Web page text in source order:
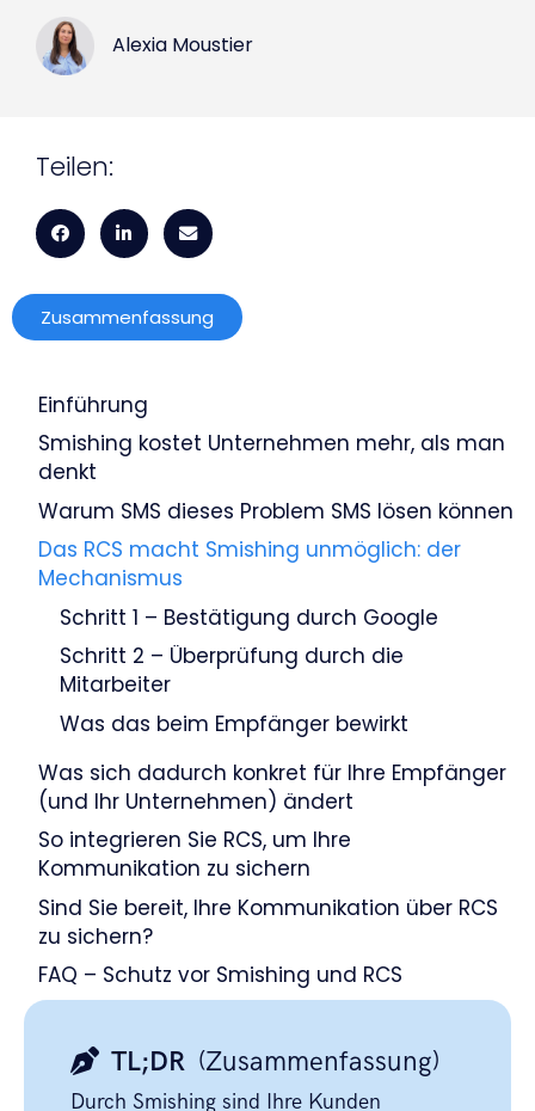
Alexia Moustier
Teilen:
Zusammenfassung
Einführung
Smishing kostet Unternehmen mehr, als man
denkt
Warum SMS dieses Problem SMS lösen können
Das RCS macht Smishing unmöglich: der
Mechanismus
Schritt 1 – Bestätigung durch Google
Schritt 2 – Überprüfung durch die
Mitarbeiter
Was das beim Empfänger bewirkt
Was sich dadurch konkret für Ihre Empfänger
(und Ihr Unternehmen) ändert
So integrieren Sie RCS, um Ihre
Kommunikation zu sichern
Sind Sie bereit, Ihre Kommunikation über RCS
zu sichern?
FAQ – Schutz vor Smishing und RCS
TL;DR (Zusammenfassung)
Durch Smishing sind Ihre Kunden